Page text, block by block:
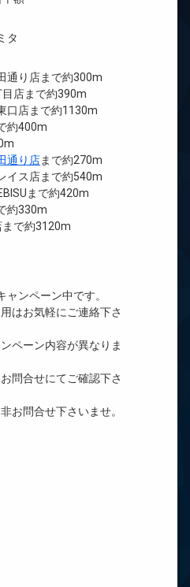
タ
通り店まで約300m
店まで約390m
口店まで約1130m
約400m
通り店まで約270m
イス店まで約540m
まで約420m
約330m
で約3120m
ャンペーン中です。
はお気軽にご連絡下さ
ペーン内容が異なりま
問合せにてご確認下さ
お問合せ下さいませ。